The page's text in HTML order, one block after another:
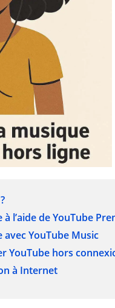
l’aide de YouTube
YouTube Music
YouTube hors
à Internet